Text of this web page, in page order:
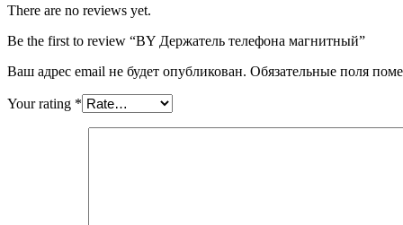
There are no reviews yet.
Be the first to review “BY Держатель телефона магнитный”
Ваш адрес email не будет опубликован. Обязательные поля
Your rating *